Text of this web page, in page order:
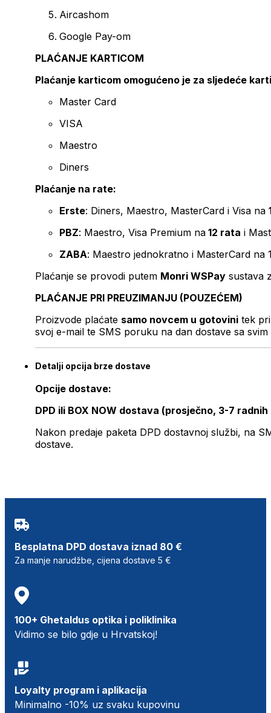
Aircashom
Google Pay-om
PLAĆANJE KARTICOM
Plaćanje karticom omogućeno je za sljedeće
Master Card
VISA
Maestro
Diners
Plaćanje na rate:
Erste: Diners, Maestro, MasterCard i Visa na
PBZ: Maestro, Visa Premium na 12 rata i
ZABA: Maestro jednokratno i MasterCard na
Plaćanje se provodi putem Monri WSPay sustava
PLAĆANJE PRI PREUZIMANJU (POUZEĆEM)
Proizvode plaćate samo novcem u gotovini tek
svoj e-mail te SMS poruku na dan dostave sa svim
Detalji opcija brze dostave
Opcije dostave:
DPD ili BOX NOW dostava (prosječno, 3-7 radnih
Nakon predaje paketa DPD dostavnoj službi, na
dostave.
Besplatna DPD dostava iznad 80 €
Za manje narudžbe, cijena dostave 5 €
100+ Ghetaldus optika i poliklinika
Vidimo se bilo gdje u Hrvatskoj!
Loyalty program i aplikacija
Minimalno -10% uz svaku kupovinu